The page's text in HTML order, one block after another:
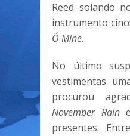
Reed solando
instrumento
O´ Mine.
No último
vestimentas
procurou
November Rain
presentes.